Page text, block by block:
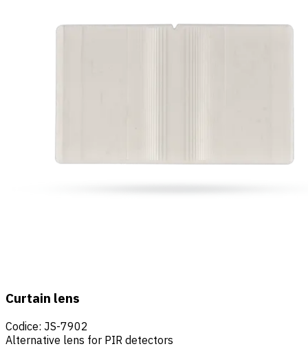
Curtain lens
Codice: JS-7902
Alternative lens for PIR detectors